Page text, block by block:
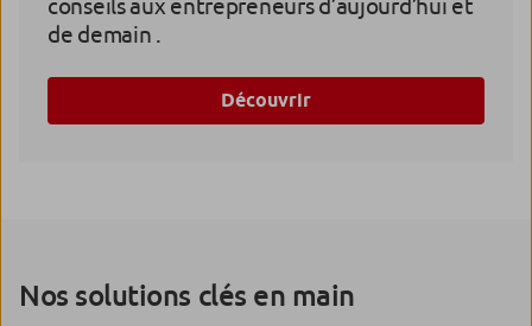
conseils aux entrepreneurs d’aujourd’hui et
de demain .
Découvrir
Nos solutions clés en main